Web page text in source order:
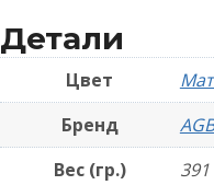
Детали
Цвет
Бренд
AGB
Вес (гр.)
391